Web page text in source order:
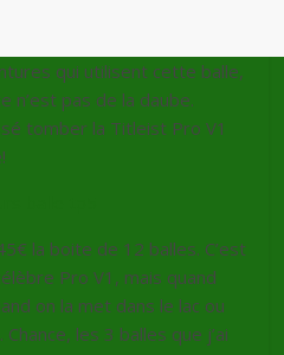
qui utilisent cette balle,
n’est pas de la daube.
tomber la Titleist Pro V1
la boite de 12 balles. C’est
Pro V1, mais quand
on la met dans le lac ou
les 3 balles que j’ai